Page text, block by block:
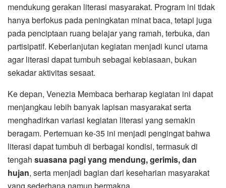
mendukung gerakan literasi masyarakat. Program ini tidak
hanya berfokus pada peningkatan minat baca, tetapi juga
pada penciptaan ruang belajar yang ramah, terbuka, dan
partisipatif. Keberlanjutan kegiatan menjadi kunci utama
agar literasi dapat tumbuh sebagai kebiasaan, bukan
sekadar aktivitas sesaat.
Ke depan, Venezia Membaca berharap kegiatan ini dapat
menjangkau lebih banyak lapisan masyarakat serta
menghadirkan variasi kegiatan literasi yang semakin
beragam. Pertemuan ke-35 ini menjadi pengingat bahwa
literasi dapat tumbuh di berbagai kondisi, termasuk di
tengah suasana pagi yang mendung, gerimis, dan
hujan, serta menjadi bagian dari keseharian masyarakat